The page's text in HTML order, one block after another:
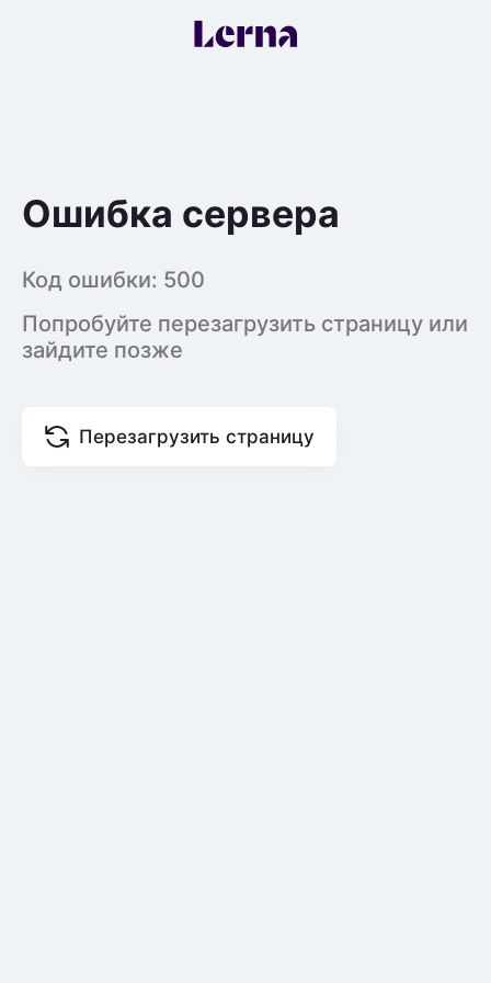
Ошибка сервера
Код ошибки: 500
Попробуйте перезагрузить страницу или
зайдите позже
Перезагрузить страницу